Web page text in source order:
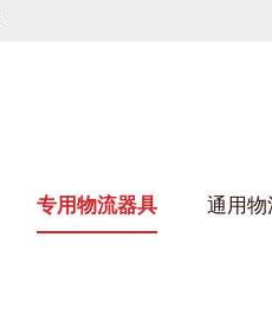
专用物流器具 通用